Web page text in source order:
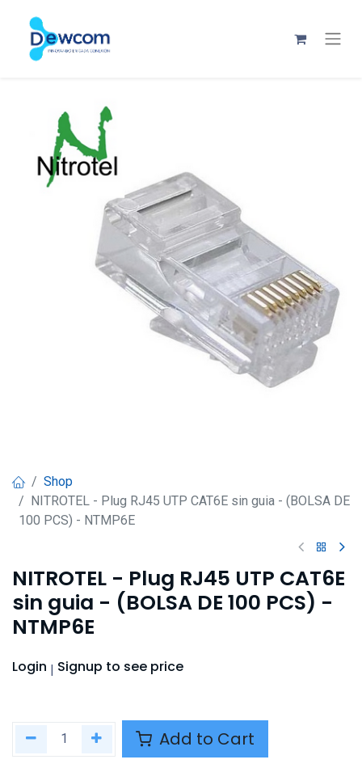
Shop
NITROTEL - Plug RJ45 UTP CAT6E sin guia - (BOLSA DE
100 PCS) - NTMP6E
NITROTEL - Plug RJ45 UTP CAT6E
sin guia - (BOLSA DE 100 PCS) -
NTMP6E
Login | Signup to see price
Add to Cart